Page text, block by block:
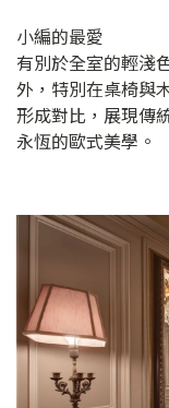
小編的最愛
有別於全室的輕淺
外，特別在桌椅與
形成對比，展現傳
永恆的歐式美學。